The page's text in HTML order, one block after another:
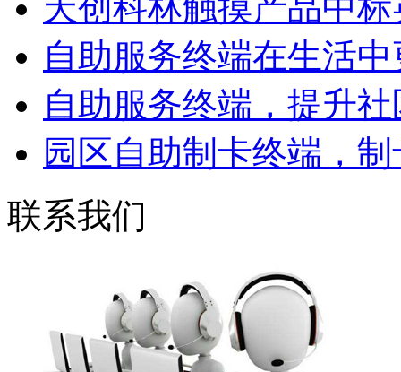
自助服务终端在生活
自助服务终端，提升
园区自助制卡终端，
联系我们